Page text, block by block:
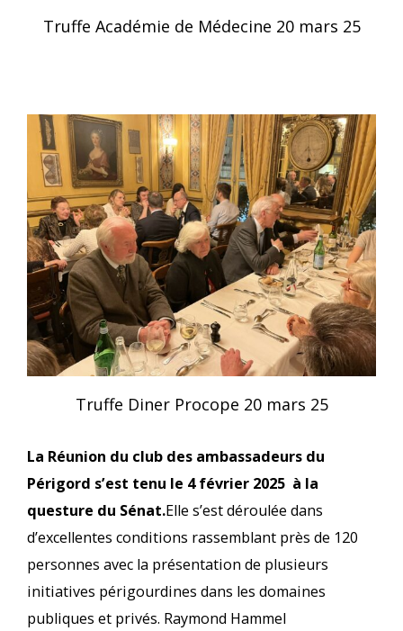
Truffe Académie de Médecine 20 mars 25
Truffe Diner Procope 20 mars 25
La Réunion du club des ambassadeurs du
Périgord s’est tenu le 4 février 2025 à la
questure du Sénat.Elle s’est déroulée dans
d’excellentes conditions rassemblant près de 120
personnes avec la présentation de plusieurs
initiatives périgourdines dans les domaines
publiques et privés. Raymond Hammel